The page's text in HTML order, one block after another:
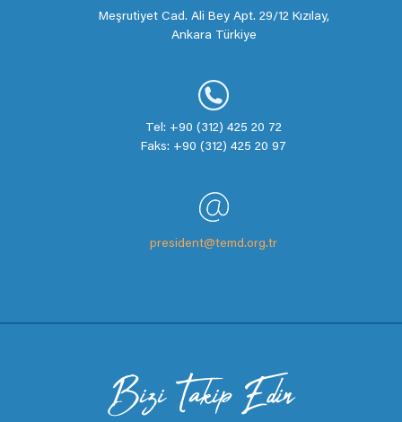
Meşrutiyet Cad. Ali Bey Apt. 29/12 Kızılay,
Ankara Türkiye
Tel: +90 (312) 425 20 72
Faks: +90 (312) 425 20 97
president@temd.org.tr
Bizi Takip Edin